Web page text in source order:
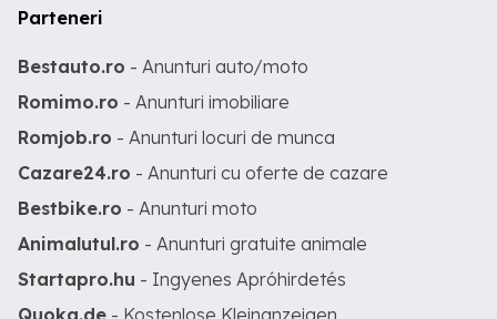
Parteneri
Bestauto.ro - Anunturi auto/moto
Romimo.ro - Anunturi imobiliare
Romjob.ro - Anunturi locuri de munca
Cazare24.ro - Anunturi cu oferte de cazare
Bestbike.ro - Anunturi moto
Animalutul.ro - Anunturi gratuite animale
Startapro.hu - Ingyenes Apróhirdetés
Quoka.de - Kostenlose Kleinanzeigen